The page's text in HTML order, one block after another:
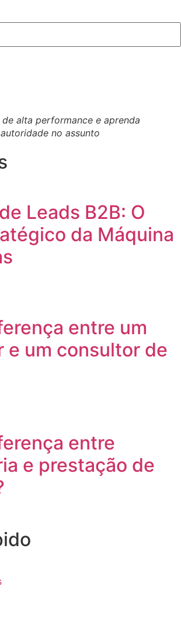
de alta performance e aprenda
no assunto
Leads B2B: O
da Máquina
entre um
e um consultor de
entre
e prestação de